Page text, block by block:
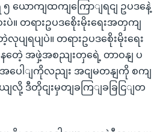
၅ ယောကျထကျကြောျရငျ ဥပဒနေဲ့
တရားဥပဒစေိုးမိုးရေးအတှကျ
ျရပျပဲ။ တရားဥပဒစေိုးမိုးရေး
တေဲ့ အဖှဲ့အစညျးတှရေဲ့ တာဝနျ ပ
အပေါျကိုလညျး အငျမတနျကို စကျ
ျလို့ ဒီတိုငျးမှတျခကြျခခြငြျတ